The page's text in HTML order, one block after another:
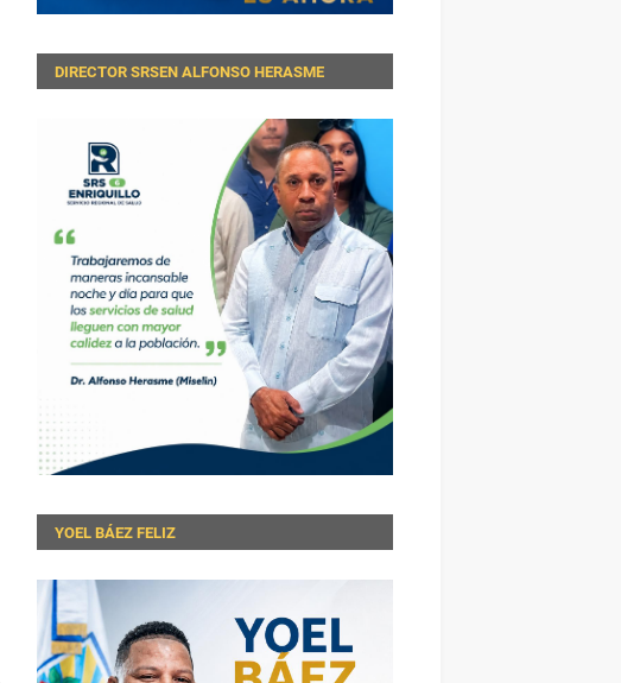
DIRECTOR SRSEN ALFONSO HERASME
YOEL BÁEZ FELIZ